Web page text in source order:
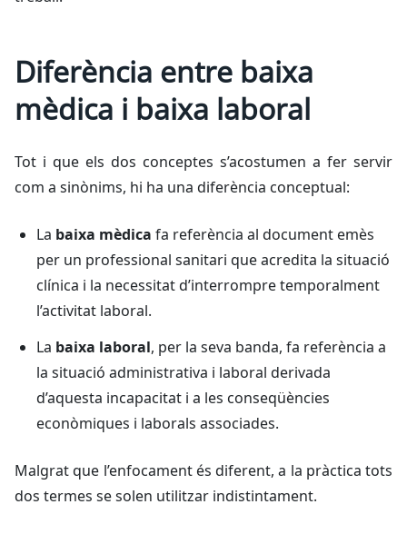
Diferència entre baixa
mèdica i baixa laboral
Tot i que els dos conceptes s’acostumen a fer servir
com a sinònims, hi ha una diferència conceptual:
La baixa mèdica fa referència al document emès
per un professional sanitari que acredita la situació
clínica i la necessitat d’interrompre temporalment
l’activitat laboral.
La baixa laboral, per la seva banda, fa referència a
la situació administrativa i laboral derivada
d’aquesta incapacitat i a les conseqüències
econòmiques i laborals associades.
Malgrat que l’enfocament és diferent, a la pràctica tots
dos termes se solen utilitzar indistintament.